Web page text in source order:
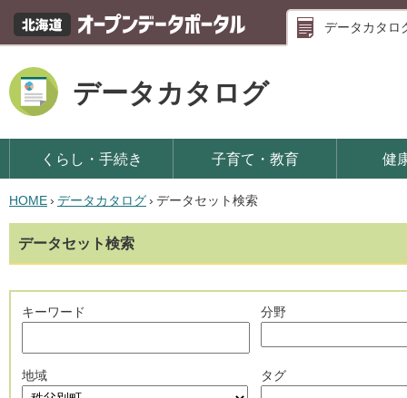
データカタロ
データカタログ
くらし・手続き 子育て・教育 健
HOME› データカタログ› データセット検索
データセット検索
キーワード 分野
地域 タグ